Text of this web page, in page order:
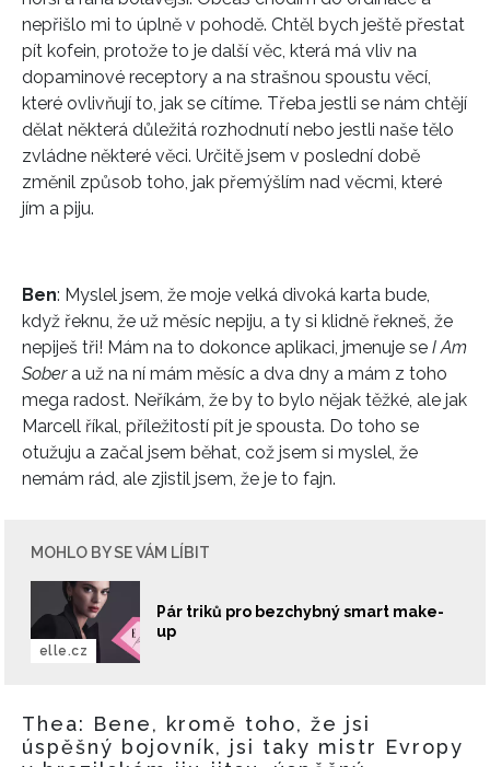
nepřišlo mi to úplně v pohodě. Chtěl bych ještě přestat
pít kofein, protože to je další věc, která má vliv na
dopaminové receptory a na strašnou spoustu věcí,
které ovlivňují to, jak se cítíme. Třeba jestli se nám chtějí
dělat některá důležitá rozhodnutí nebo jestli naše tělo
zvládne některé věci. Určitě jsem v poslední době
změnil způsob toho, jak přemýšlím nad věcmi, které
jím a piju.
Ben: Myslel jsem, že moje velká divoká karta bude,
když řeknu, že už měsíc nepiju, a ty si klidně řekneš, že
nepiješ tři! Mám na to dokonce aplikaci, jmenuje se I Am
Sobera už na ní mám měsíc a dva dny a mám z toho
mega radost. Neříkám, že by to bylo nějak těžké, ale jak
Marcell říkal, příležitostí pít je spousta. Do toho se
otužuju a začal jsem běhat, což jsem si myslel, že
nemám rád, ale zjistil jsem, že je to fajn.
MOHLO BY SE VÁM LÍBIT
Pár triků pro bezchybný smart make-
up
elle.cz
Thea: Bene, kromě toho, že jsi
úspěšný bojovník, jsi taky mistr Evropy